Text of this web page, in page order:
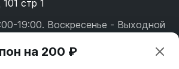
стр 1
19:00. Воскресенье - Выходной
на 200 ₽